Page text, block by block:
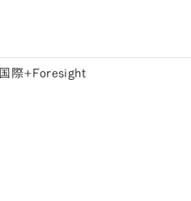
国際+Foresight